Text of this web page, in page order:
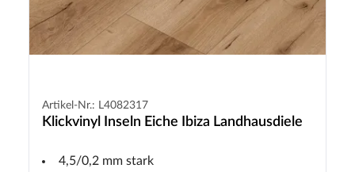
Artikel-Nr.: L4082317
Klickvinyl Inseln Eiche Ibiza Landhausdiele
4,5/0,2 mm stark